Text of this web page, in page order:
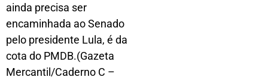
ainda precisa ser
encaminhada ao Senado
pelo presidente Lula, é da
cota do PMDB.(Gazeta
Mercantil/Caderno C –